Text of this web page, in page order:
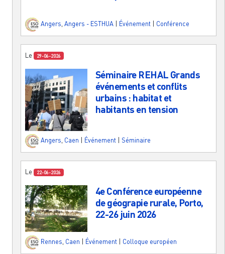
Angers Angers - ESTHUA Événement Conférence
Le 29-06-2026
Séminaire REHAL Grands
événements et conflits
urbains : habitat et
habitants en tension
Angers, Caen Événement Séminaire
Le 22-06-2026
4e Conférence européenne
de géograpie rurale, Porto,
22-26 juin 2026
Rennes Caen Événement Colloque européen